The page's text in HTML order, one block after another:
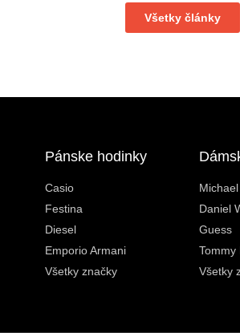
Všetky články
Pánske hodinky
Casio
Festina
Diesel
Emporio Armani
Všetky značky
Daniel
Guess
Tommy
Všetky